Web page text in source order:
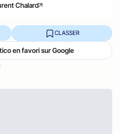
Chalard
CLASSER
en favori sur Google